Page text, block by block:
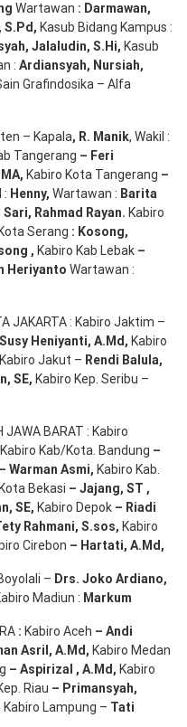
Wartawan : Darmawan,
S.Pd , Kasub Bidang Kampus :
, Jalaludin, S.Hi, Kasub
: Ardiansyah, Nursiah,
Grafindosika – Alfa
– Kapala, R. Manik, Wakil :
Tangerang – Feri
Kabiro Kota Tangerang –
: Henny, Wartawan : Barita
Sari, Rahmad Rayan. Kabiro
Serang : Kosong,
, Kabiro Kab Lebak –
Heriyanto Wartawan :
JAKARTA : Kabiro Jaktim –
Susy Heniyanti, A.Md , Kabiro
Kabiro Jakut – Rendi Balula,
SE, Kabiro Kep. Seribu –
JAWA BARAT : Kabiro
Kabiro Kab/Kota. Bandung –
– Warman Asmi, Kabiro Kab.
Bekasi – Jajang, ST ,
, SE, Kabiro Depok – Riadi
Rahmani, S.sos, Kabiro
Cirebon – Hartati, A.Md ,
– Drs. Joko Ardiano,
Madiun : Markum
: Kabiro Aceh – Andi
Asril , A.Md , Kabiro Medan
– Aspirizal , A.Md , Kabiro
Riau – Primansyah,
Kabiro Lampung – Tati